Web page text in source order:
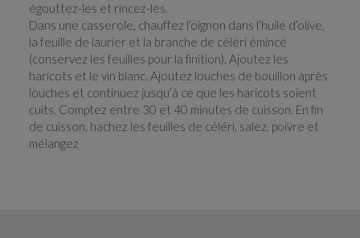
égouttez-les et rincez-les.
Dans une casserole, chauffez l’oignon dans l’huile d’olive,
la feuille de laurier et la branche de céléri émincé
(conservez les feuilles pour la finition). Ajoutez les
haricots et le vin blanc. Ajoutez louches de bouillon après
louches et continuez jusqu’à ce que les haricots soient
cuits. Comptez entre 30 et 40 minutes de cuisson. En fin
de cuisson, hachez les feuilles de céléri, salez, poivre et
mélangez